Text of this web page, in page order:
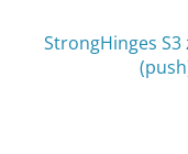
StrongHinges